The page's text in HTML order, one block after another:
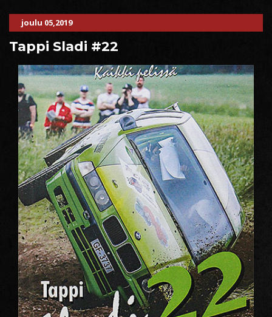
joulu 05,2019
Tappi Sladi #22